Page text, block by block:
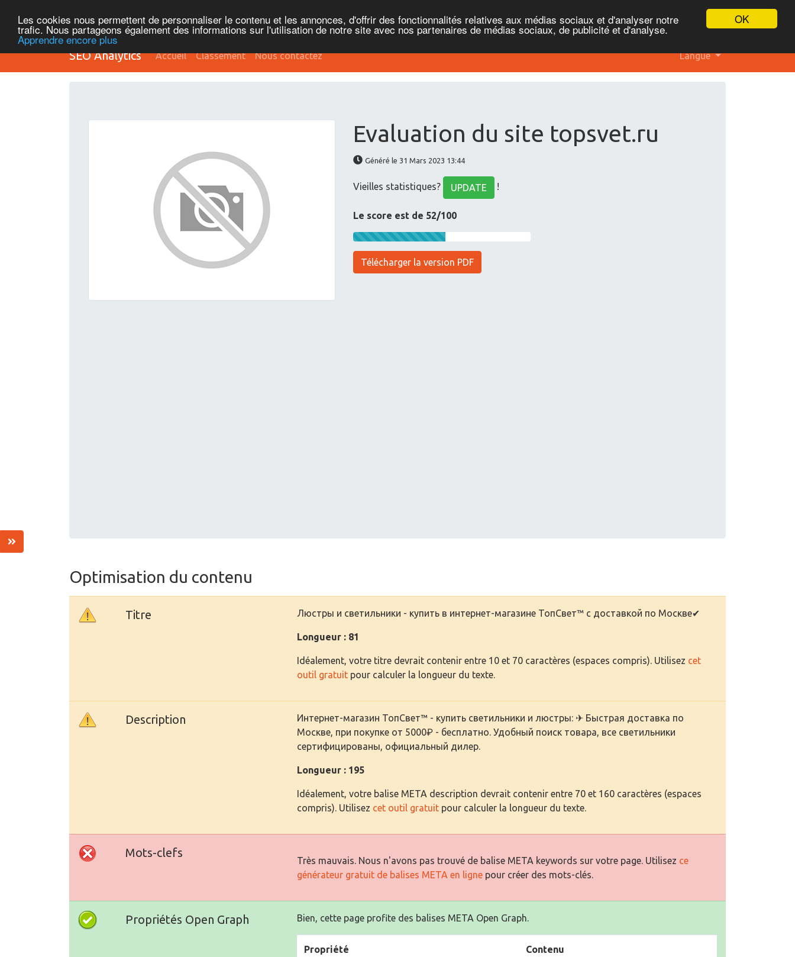
OK
Les cookies nous permettent de personnaliser le contenu et les annonces, d'offrir des fonctionnalités relatives aux médias sociaux et d'analyser notre
trafic. Nous partageons également des informations sur l'utilisation de notre site avec nos partenaires de médias sociaux, de publicité et d'analyse.
Apprendre encore plus
SEO Analytics Accueil Classement Nous contactez Langue
Evaluation du site topsvet.ru
Généré le 31 Mars 2023 13:44
Vieilles statistiques? UPDATE !
Le score est de 52/100
Télécharger la version PDF
Optimisation du contenu
Titre Люстры и светильники - купить в интернет-магазине ТопСвет™ с доставкой по Москве✔
Longueur : 81
Idéalement, votre titre devrait contenir entre 10 et 70 caractères (espaces compris). Utilisez cet
outil gratuit pour calculer la longueur du texte.
Description
Интернет-магазин ТопСвет™ - купить светильники и люстры: ✈ Быстрая доставка по
Москве, при покупке от 5000₽ - бесплатно. Удобный поиск товара, все светильники
сертифицированы, официальный дилер.
Longueur : 195
Idéalement, votre balise META description devrait contenir entre 70 et 160 caractères (espaces
compris). Utilisez cet outil gratuit pour calculer la longueur du texte.
Mots-clefs
Très mauvais. Nous n'avons pas trouvé de balise META keywords sur votre page. Utilisez ce
générateur gratuit de balises META en ligne pour créer des mots-clés.
Propriétés Open Graph Bien, cette page profite des balises META Open Graph.
Propriété Contenu